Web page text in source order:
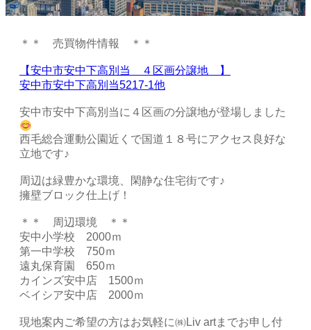
＊＊ 売買物件情報 ＊＊
【安中市安中下高別当 ４区画分譲地 】
安中市安中下高別当5217-1他
安中市安中下高別当に４区画の分譲地が登場しました
西毛総合運動公園近くで国道１８号にアクセス良好な
立地です♪
周辺は緑豊かな環境、閑静な住宅街です♪
擁壁ブロック仕上げ！
＊＊ 周辺環境 ＊＊
安中小学校 2000ｍ
第一中学校 750ｍ
遠丸保育園 650ｍ
カインズ安中店 1500ｍ
ベイシア安中店 2000ｍ
現地案内ご希望の方はお気軽に㈱Liv artまでお申し付